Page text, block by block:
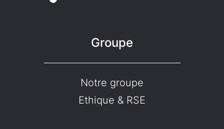
Groupe
Notre groupe
Ethique & RSE